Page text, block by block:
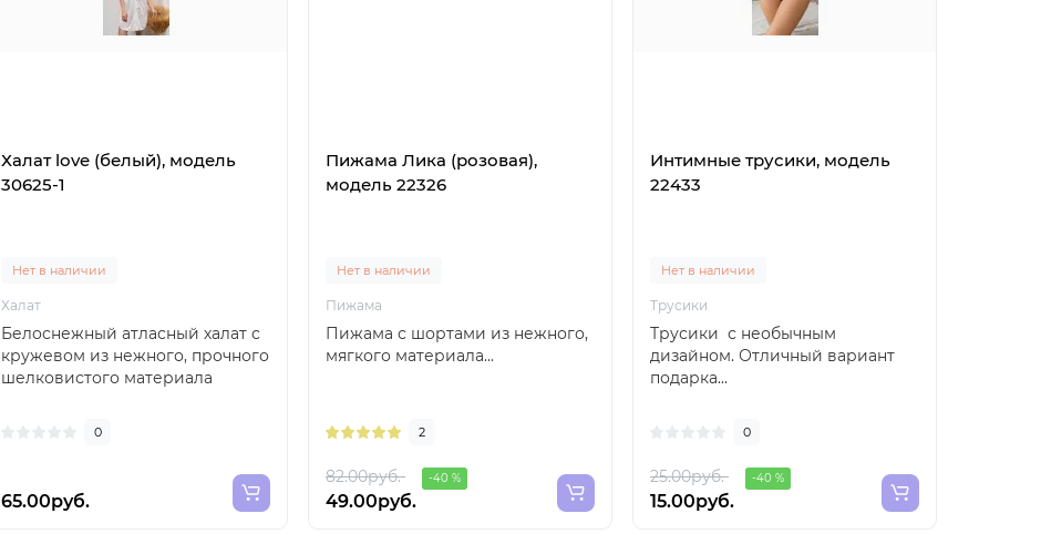
Халат love (белый), модель
30625-1
Нет в наличии
Халат
Белоснежный атласный халат с
кружевом из нежного, прочного
шелковистого материала
0
65.00руб.
Пижама Лика (розовая),
модель 22326
Нет в наличии
Пижама
Пижама с шортами из нежного,
мягкого материала...
2
82.00руб. -40 %
49.00руб.
Интимные трусики, модель
22433
Нет в наличии
Трусики
Трусики с необычным
дизайном. Отличный вариант
подарка...
0
25.00руб. -40 %
15.00руб.